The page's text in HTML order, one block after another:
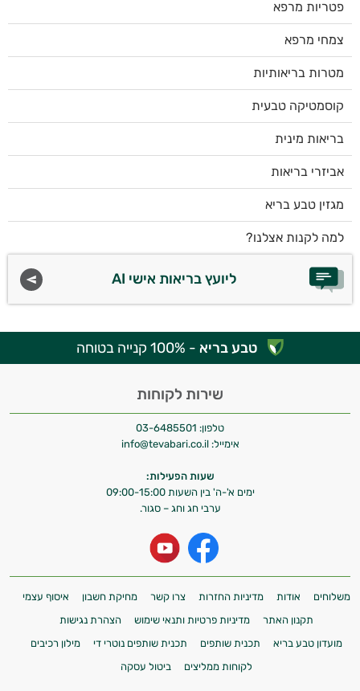
פטריות מרפא
צמחי מרפא
מטרות בריאותיות
קוסמטיקה טבעית
בריאות מינית
אביזרי בריאות
מגזין טבע בריא
למה לקנות אצלנו?
ליועץ בריאות אישי AI
טבע בריא - 100% קנייה בטוחה
שירות לקוחות
טלפון: 03-6485501
אימייל: info@tevabari.co.il
שעות הפעילות:
ימים א'-ה' בין השעות 09:00-15:00
ערבי חג וחג – סגור.
משלוחים אודות מדיניות החזרות צרו קשר מחיקת חשבון
איסוף עצמי
תקנון האתר
מדיניות פרטיות ותנאי שימוש
הצהרת נגישות
מועדון טבע בריא
תכנית שותפים תכנית שותפים נוטרי די
מילון רכיבים
לקוחות ממליצים
ביטול עסקה